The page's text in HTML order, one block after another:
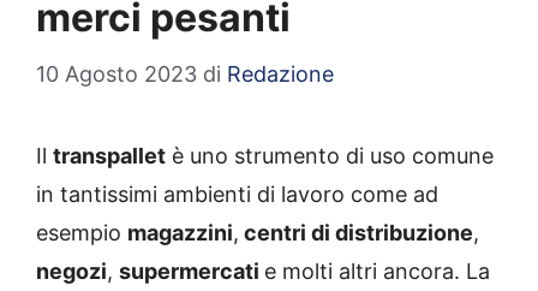
merci pesanti
10 Agosto 2023 di Redazione
Il transpallet è uno strumento di uso comune
in tantissimi ambienti di lavoro come ad
esempio magazzini, centri di distribuzione,
negozi, supermercati e molti altri ancora. La